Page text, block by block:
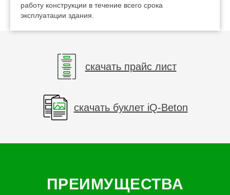
работу конструкции в течение всего срока
эксплуатации здания.
скачать прайс лист
скачать буклет iQ-Beton
ПРЕИМУЩЕСТВА